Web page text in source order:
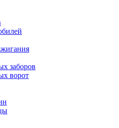
заборов
ворот